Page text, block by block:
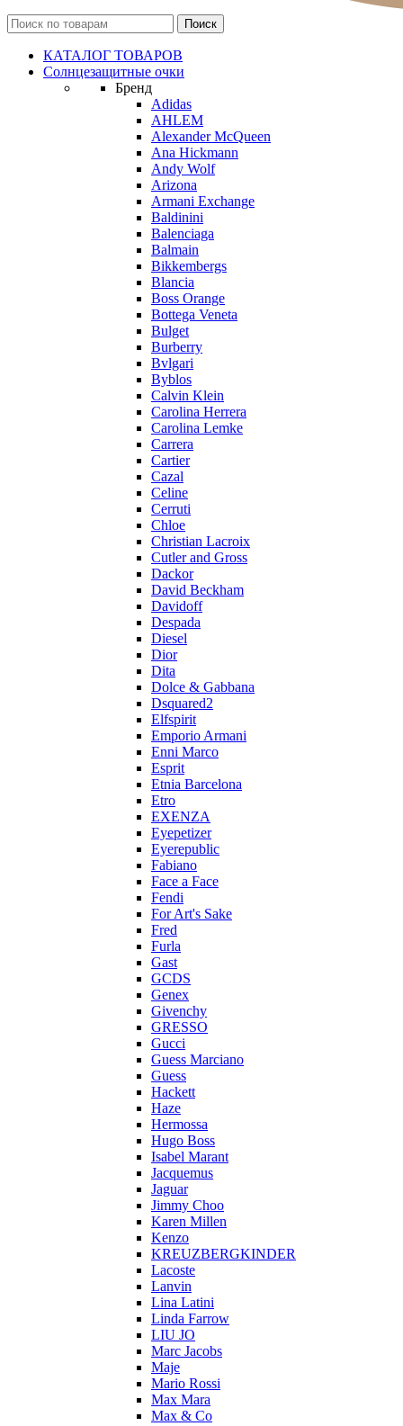
КАТАЛОГ ТОВАРОВ
Солнцезащитные очки
Бренд
Adidas
AHLEM
Alexander McQueen
Ana Hickmann
Andy Wolf
Arizona
Armani Exchange
Baldinini
Balenciaga
Balmain
Bikkembergs
Blancia
Boss Orange
Bottega Veneta
Bulget
Burberry
Bvlgari
Byblos
Calvin Klein
Carolina Herrera
Carolina Lemke
Carrera
Cartier
Cazal
Celine
Cerruti
Chloe
Christian Lacroix
Cutler and Gross
Dackor
David Beckham
Davidoff
Despada
Diesel
Dior
Dita
Dolce & Gabbana
Dsquared2
Elfspirit
Emporio Armani
Enni Marco
Esprit
Etnia Barcelona
Etro
EXENZA
Eyepetizer
Eyerepublic
Fabiano
Face a Face
Fendi
For Art's Sake
Fred
Furla
Gast
GCDS
Genex
Givenchy
GRESSO
Gucci
Guess Marciano
Guess
Hackett
Haze
Hermossa
Hugo Boss
Isabel Marant
Jacquemus
Jaguar
Jimmy Choo
Karen Millen
Kenzo
KREUZBERGKINDER
Lacoste
Lanvin
Lina Latini
Linda Farrow
LIU JO
Marc Jacobs
Maje
Mario Rossi
Max Mara
Max & Co